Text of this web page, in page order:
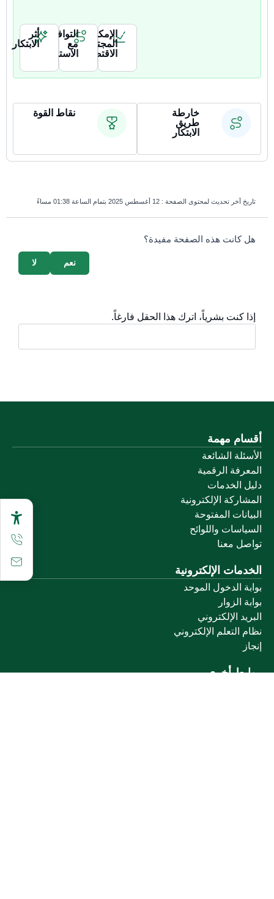
الإمكانية
المجتمعية/
الاقتصادية
التوافق
مع
الاستراتيجية
أثر
الابتكار
خارطة
طريق
الابتكار
نقاط القوة
تاريخ آخر تحديث لمحتوى الصفحة : 12 أغسطس 2025 بتمام الساعة 01:38 مساءً
survey_v2
هل كانت هذه الصفحة مفيدة؟
لا نعم
إذا كنت بشرياً، اترك هذا الحقل فارغاً.
أقسام مهمة
الأسئلة الشائعة
المعرفة الرقمية
دليل الخدمات
المشاركة الإلكترونية
البيانات المفتوحة
السياسات واللوائح
تواصل معنا
الخدمات الإلكترونية
بوابة الدخول الموحد
بوابة الزوار
البريد الإلكتروني
نظام التعلم الإلكتروني
إنجاز
روابط أخرى